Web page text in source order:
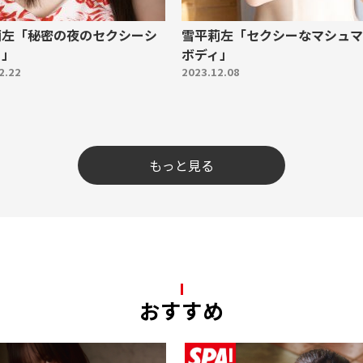
「秘密の夜のセクシーシ
雪平莉左「セクシーなマシュ
ボディ」
2023.12.08
もっと見る
おすすめ